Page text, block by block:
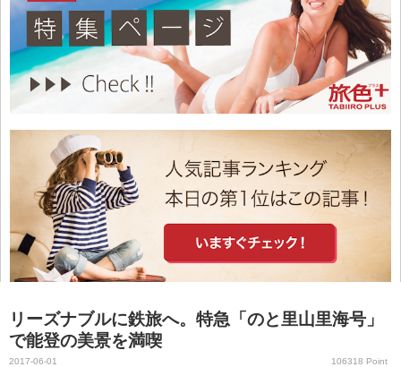
リーズナブルに鉄旅へ。特急「のと里山里海号」
で能登の美景を満喫
2017-06-01 106318 Point